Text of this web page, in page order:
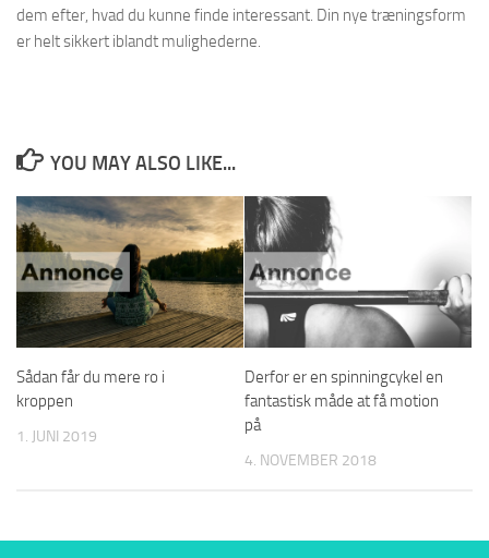
dem efter, hvad du kunne finde interessant. Din nye træningsform
er helt sikkert iblandt mulighederne.
YOU MAY ALSO LIKE...
Sådan får du mere ro i
kroppen
1. JUNI 2019
Derfor er en spinningcykel en
fantastisk måde at få motion
på
4. NOVEMBER 2018